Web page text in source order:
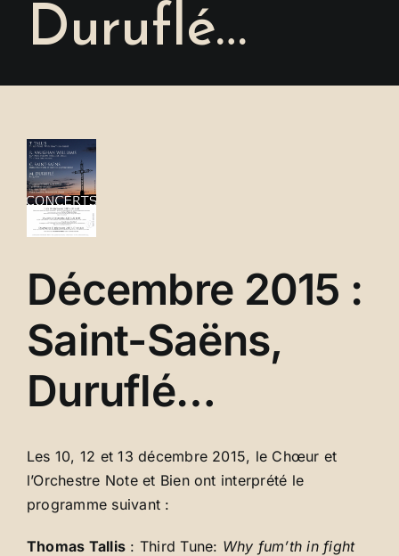
Se connecter
Duruflé…
Voir
l'image
agrandie
Décembre 2015 :
Saint-Saëns,
Duruflé…
Les 10, 12 et 13 décembre 2015, le Chœur et
l’Orchestre Note et Bien ont interprété le
programme suivant :
Thomas Tallis : Third Tune: Why fum’th in fight